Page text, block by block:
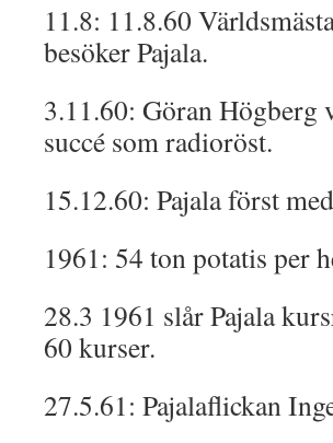
11.8: 11.8.60
besöker Pajala.
3.11.60: Göran Högberg
succé som radioröst.
15.12.60: Pajala först
1961: 54 ton potatis per
28.3 1961 slår Pajala
60 kurser.
27.5.61: Pajalaflickan